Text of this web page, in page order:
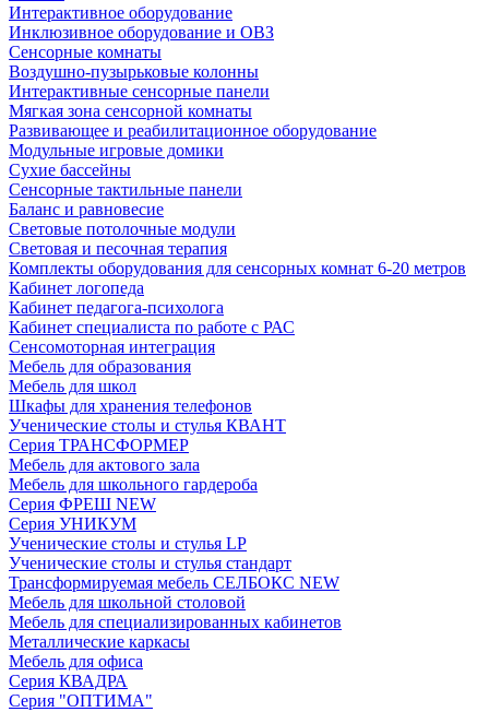
Интерактивное оборудование
Инклюзивное оборудование и ОВЗ
Cенсорные комнаты
Воздушно-пузырьковые колонны
Интерактивные сенсорные панели
Мягкая зона сенсорной комнаты
Развивающее и реабилитационное оборудование
Модульные игровые домики
Сухие бассейны
Сенсорные тактильные панели
Баланс и равновесие
Световые потолочные модули
Световая и песочная терапия
Комплекты оборудования для сенсорных комнат 6-20 метров
Кабинет логопеда
Кабинет педагога-психолога
Кабинет специалиста по работе с РАС
Сенсомоторная интеграция
Мебель для образования
Мебель для школ
Шкафы для хранения телефонов
Ученические столы и стулья КВАНТ
Серия ТРАНСФОРМЕР
Мебель для актового зала
Мебель для школьного гардероба
Серия ФРЕШ NEW
Серия УНИКУМ
Ученические столы и стулья LP
Ученические столы и стулья стандарт
Трансформируемая мебель СЕЛБОКС NEW
Мебель для школьной столовой
Мебель для специализированных кабинетов
Металлические каркасы
Мебель для офиса
Серия КВАДРА
Серия "ОПТИМА"